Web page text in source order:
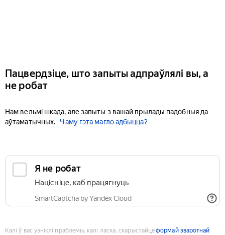
Пацвердзіце, што запыты адпраўлялі вы, а
не робат
Нам вельмі шкада, але запыты з вашай прылады падобныя да
аўтаматычных.
Чаму гэта магло адбыцца?
Я не робат
Націсніце, каб працягнуць
SmartCaptcha by Yandex Cloud
Калі ў вас узніклі праблемы, калі ласка, скарыстайцеформай зваротнай